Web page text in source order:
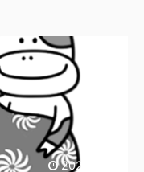
2020/12/2